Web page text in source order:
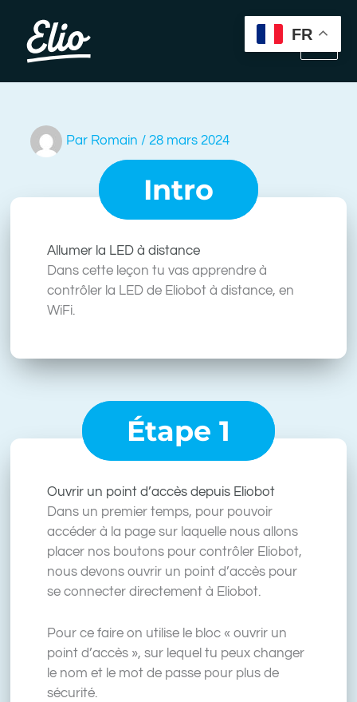
contenu
Par Romain /28 mars 2024
Intro
Allumer la LED à distance
Dans cette leçon tu vas apprendre à
contrôler la LED de Eliobot à distance, en
WiFi.
Étape 1
Ouvrir un point d’accès depuis Eliobot
Dans un premier temps, pour pouvoir
accéder à la page sur laquelle nous allons
placer nos boutons pour contrôler Eliobot,
nous devons ouvrir un point d’accès pour
se connecter directement à Eliobot.
Pour ce faire on utilise le bloc « ouvrir un
point d’accès », sur lequel tu peux changer
le nom et le mot de passe pour plus de
sécurité.
FR